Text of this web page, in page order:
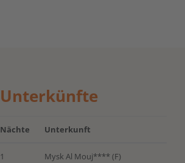
Unterkünfte
Nächte Unterkunft
1 Mysk Al Mouj**** (F)